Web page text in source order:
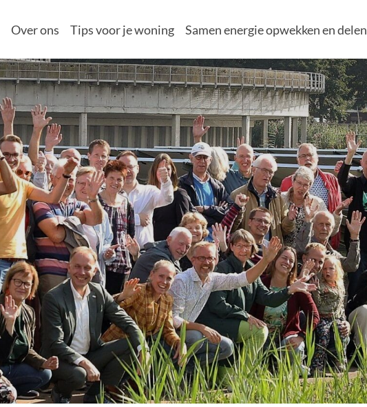
Over ons Tips voor je woning Samen energie opwekken en delen